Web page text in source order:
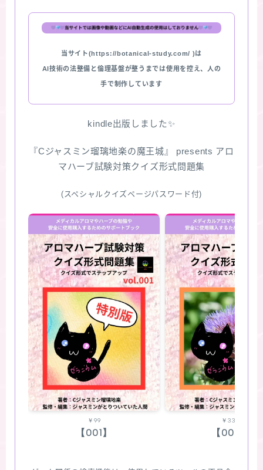
当サイト(https://botanical-study.com/ )は
AI技術の法整備と倫理基盤が整うまでは使用を控え、人の
手で制作しています
kindle出版しました✨
『Cジャスミン瑠璃地楽の魔王城』 presents アロ
マハーブ試験対策クイズ形式問題集
(スペシャルクイズページパスワード付)
￥99
【001】
￥330
【002】